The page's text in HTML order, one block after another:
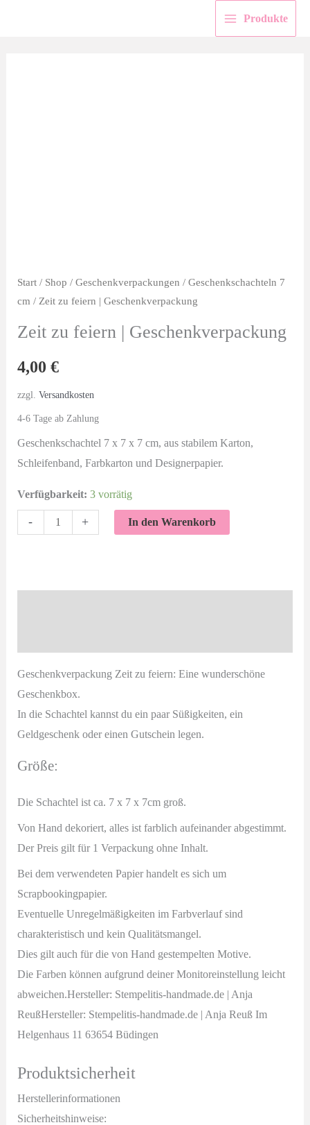
Produkte
Start/ Shop / Geschenkverpackungen / Geschenkschachteln 7
cm / Zeit zu feiern | Geschenkverpackung
Zeit zu feiern | Geschenkverpackung
4,00 €
zzgl. Versandkosten
4-6 Tage ab Zahlung
Geschenkschachtel 7 x 7 x 7 cm, aus stabilem Karton,
Schleifenband, Farbkarton und Designerpapier.
Verfügbarkeit: 3 vorrätig
- + In den Warenkorb
Geschenkverpackung Zeit zu feiern: Eine wunderschöne
Geschenkbox.
In die Schachtel kannst du ein paar Süßigkeiten, ein
Geldgeschenk oder einen Gutschein legen.
Größe:
Die Schachtel ist ca. 7 x 7 x 7cm groß.
Von Hand dekoriert, alles ist farblich aufeinander abgestimmt.
Der Preis gilt für 1 Verpackung ohne Inhalt.
Bei dem verwendeten Papier handelt es sich um
Scrapbookingpapier.
Eventuelle Unregelmäßigkeiten im Farbverlauf sind
charakteristisch und kein Qualitätsmangel.
Dies gilt auch für die von Hand gestempelten Motive.
Die Farben können aufgrund deiner Monitoreinstellung leicht
abweichen.Hersteller: Stempelitis-handmade.de | Anja
ReußHersteller: Stempelitis-handmade.de | Anja Reuß Im
Helgenhaus 11 63654 Büdingen
Produktsicherheit
Herstellerinformationen
Sicherheitshinweise: